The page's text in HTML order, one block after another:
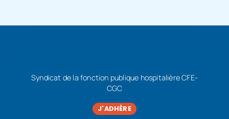
Syndicat de la fonction publique hospitalière CFE-
CGC
J'ADHÈRE